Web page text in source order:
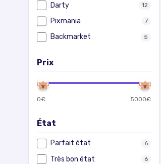
Darty 12
Pixmania 7
Backmarket 5
Prix
0€ 5000€
État
Parfait état 6
Très bon état 6